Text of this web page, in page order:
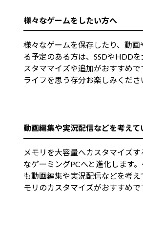
様々なゲームをしたい方へ
様々なゲームを保存したり、動画
る予定のある方は、SSDやHDD
スタママイズや追加がおすすめで
ライフを思う存分お楽しみくださ
動画編集や実況配信などを考えて
メモリを大容量へカスタマイズ
なゲーミングPCへと進化します
も動画編集や実況配信などを考え
モリのカスタマイズがおすすめで